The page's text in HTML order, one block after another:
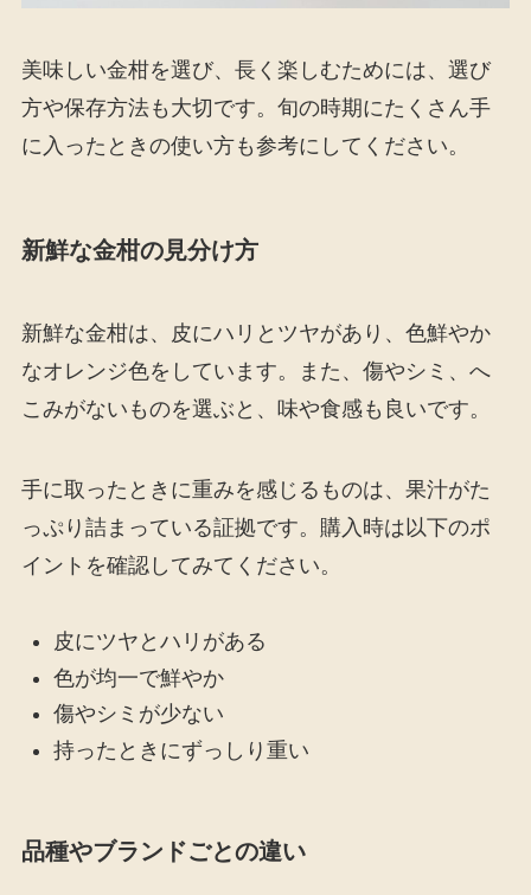
美味しい金柑を選び、長く楽しむためには、選び
方や保存方法も大切です。旬の時期にたくさん手
に入ったときの使い方も参考にしてください。
新鮮な金柑の見分け方
新鮮な金柑は、皮にハリとツヤがあり、色鮮やか
なオレンジ色をしています。また、傷やシミ、へ
こみがないものを選ぶと、味や食感も良いです。
手に取ったときに重みを感じるものは、果汁がた
っぷり詰まっている証拠です。購入時は以下のポ
イントを確認してみてください。
皮にツヤとハリがある
色が均一で鮮やか
傷やシミが少ない
持ったときにずっしり重い
品種やブランドごとの違い